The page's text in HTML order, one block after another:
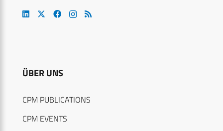
ÜBER UNS
CPM PUBLICATIONS
CPM EVENTS